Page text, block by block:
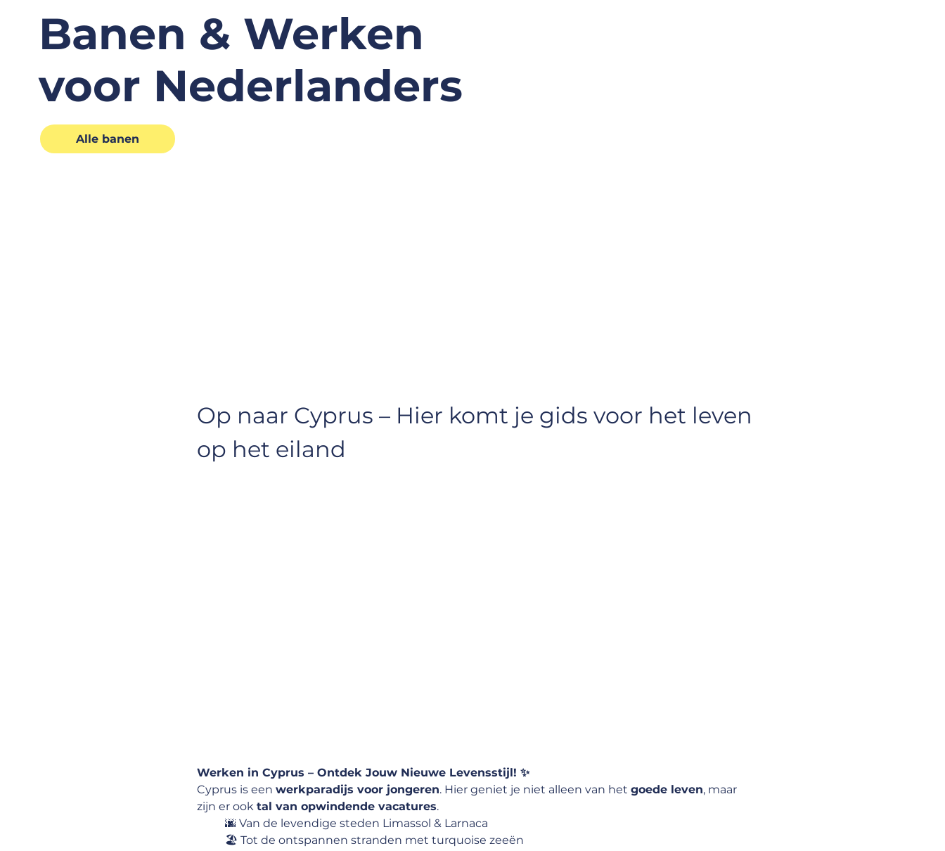
Op naar Cyprus – Hier komt je gids voor het leven
op het eiland
Werken in Cyprus – Ontdek Jouw Nieuwe Levensstijl! ✨
Cyprus is een werkparadijs voor jongeren. Hier geniet je niet alleen van het goede leven, maar
zijn er ook tal van opwindende vacatures.
🌆 Van de levendige steden Limassol & Larnaca
🏖 Tot de ontspannen stranden met turquoise zeeën
Banen & Werken
voor Nederlanders
Alle banen